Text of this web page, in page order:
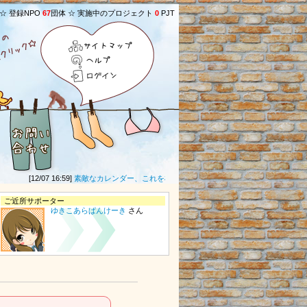
登録NPO 67団体 ☆ 実施中のプロジェクト 0 PJT
サイトマップ
ヘルプ
ログイン
[12/07 16:59]素敵なカレンダー、これを机に置いて、一年間やる気モリモリ！ 他の
ご近所サポーター
ゆきこあらぱんけーき さん